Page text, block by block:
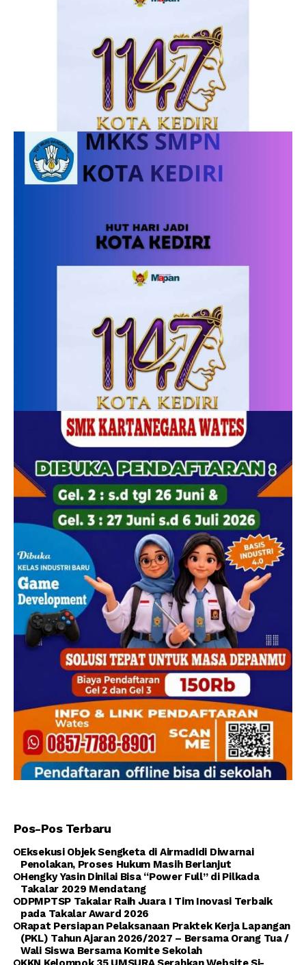
Pos-Pos Terbaru
Eksekusi Objek Sengketa di Airmadidi Diwarnai
Penolakan, Proses Hukum Masih Berlanjut
Hengky Yasin Dinilai Bisa “Power Full” di Pilkada
Takalar 2029 Mendatang
DPMPTSP Takalar Raih Juara I Tim Inovasi Terbaik
pada Takalar Award 2026
Rapat Persiapan Pelaksanaan Praktek Kerja Lapangan
(PKL) Tahun Ajaran 2026/2027 – Bersama Orang Tua /
Wali Siswa Bersama Komite Sekolah